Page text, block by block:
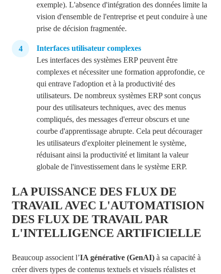
exemple). L'absence d'intégration des données limite la
vision d'ensemble de l'entreprise et peut conduire à une
prise de décision fragmentée.
Interfaces utilisateur complexes
Les interfaces des systèmes ERP peuvent être
complexes et nécessiter une formation approfondie, ce
qui entrave l'adoption et à la productivité des
utilisateurs. De nombreux systèmes ERP sont conçus
pour des utilisateurs techniques, avec des menus
compliqués, des messages d'erreur obscurs et une
courbe d'apprentissage abrupte. Cela peut décourager
les utilisateurs d'exploiter pleinement le système,
réduisant ainsi la productivité et limitant la valeur
globale de l'investissement dans le système ERP.
LA PUISSANCE DES FLUX DE
TRAVAIL AVEC L'AUTOMATISION
DES FLUX DE TRAVAIL PAR
L'INTELLIGENCE ARTIFICIELLE
Beaucoup associent l’IA générative (GenAI) à sa capacité à
créer divers types de contenus textuels et visuels réalistes et